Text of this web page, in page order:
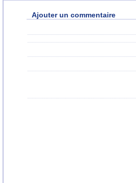
Ajouter un commentaire